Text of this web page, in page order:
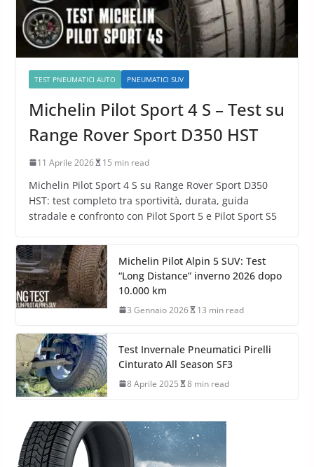
TEST PNEUMATICI AUTO PNEUMATICI SUV
Michelin Pilot Sport 4 S – Test su
Range Rover Sport D350 HST
11 Aprile 2026 15 min read
Michelin Pilot Sport 4 S su Range Rover Sport D350
HST: test completo tra sportività, durata, guida
stradale e confronto con Pilot Sport 5 e Pilot Sport S5
Michelin Pilot Alpin 5 SUV: Test
“Long Distance” inverno 2026 dopo
10.000 km
3 Gennaio 2026 13 min read
Test Invernale Pneumatici Pirelli
Cinturato All Season SF3
8 Aprile 2025 8 min read